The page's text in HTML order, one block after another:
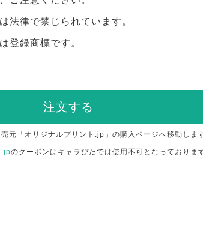
法律で禁じられています。
登録商標です。
注文する
元「オリジナルプリント.jp」の購入ページへ移動しま
.jpのクーポンはキャラぴたでは使用不可となっておりま